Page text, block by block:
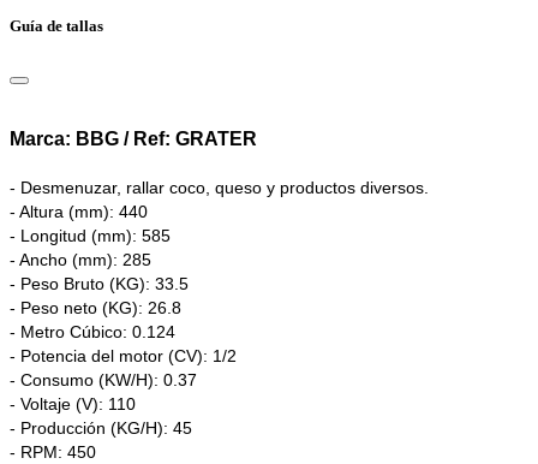
Guía de tallas
Marca: BBG / Ref: GRATER
- Desmenuzar, rallar coco, queso y productos diversos.
- Altura (mm): 440
- Longitud (mm): 585
- Ancho (mm): 285
- Peso Bruto (KG): 33.5
- Peso neto (KG): 26.8
- Metro Cúbico: 0.124
- Potencia del motor (CV): 1/2
- Consumo (KW/H): 0.37
- Voltaje (V): 110
- Producción (KG/H): 45
- RPM: 450